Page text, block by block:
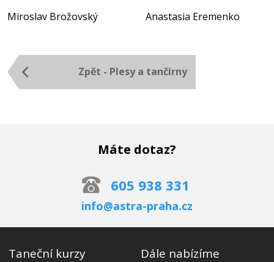
Miroslav Brožovský Anastasia Eremenko
Zpět - Plesy a tančírny
Máte dotaz?
605 938 331
info@astra-praha.cz
Taneční kurzy Dále nabízíme